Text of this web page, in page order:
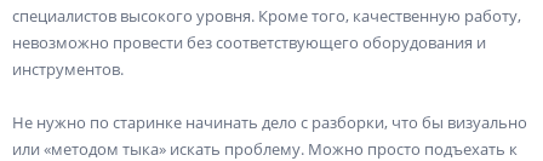
специалистов высокого уровня. Кроме того, качественную работу,
невозможно провести без соответствующего оборудования и
инструментов.
Не нужно по старинке начинать дело с разборки, что бы визуально
или «методом тыка» искать проблему. Можно просто подъехать к